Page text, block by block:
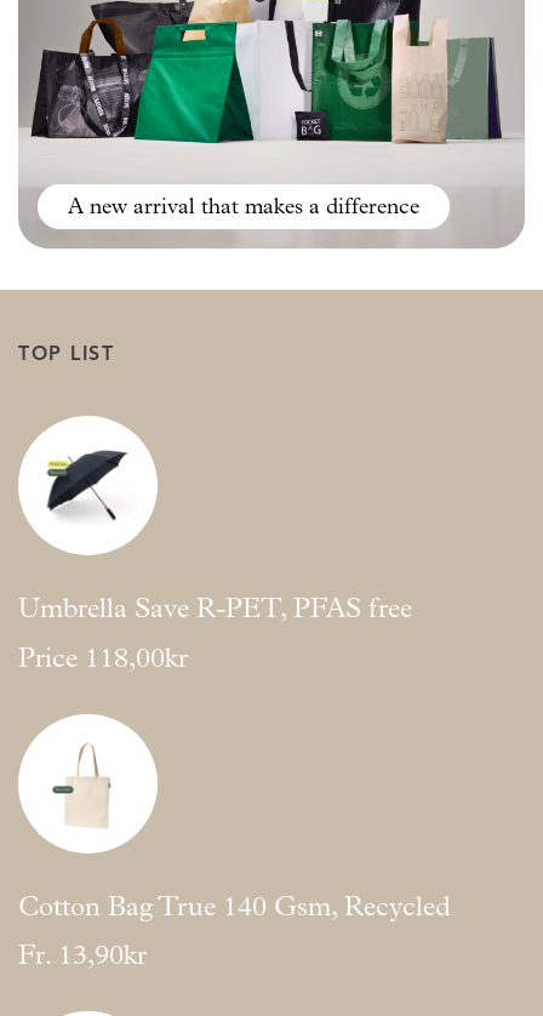
A new arrival that makes a difference
TOP LIST
Umbrella Save R-PET, PFAS free
Price 118,00kr
Cotton Bag True 140 Gsm, Recycled
Fr. 13,90kr